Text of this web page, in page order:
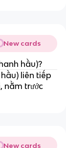
New cards
hầu)?
liên tiếp
nằm trước
New cards